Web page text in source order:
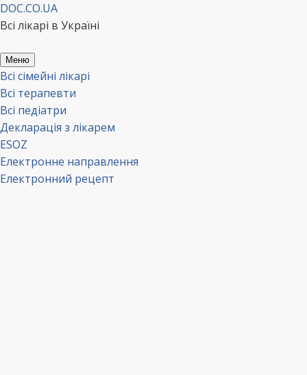
Перейти
до
DOC.CO.UA
Всі лікарі в Україні
Меню
Всі сімейні лікарі
Всі терапевти
Всі педіатри
Декларація з лікарем
ESOZ
Електронне направлення
Електронний рецепт